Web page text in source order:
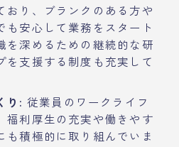
おり、ブランクのある方や
も安心して業務をスタート
を深めるための継続的な研
を支援する制度も充実して
り: 従業員のワークライフ
福利厚生の充実や働きやす
も積極的に取り組んでいま